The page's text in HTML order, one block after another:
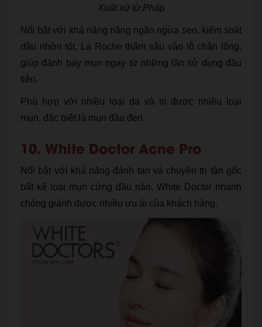
Xuất xứ từ Pháp
Nổi bật với khả năng năng ngăn ngừa sẹo, kiểm soát
dầu nhờn tốt. La Roche thấm sâu vào lỗ chân lông,
giúp đánh bay mụn ngay từ những lần sử dụng đầu
tiên.
Phù hợp với nhiều loại da và trị được nhiều loại
mụn, đặc biệt là mụn đầu đen.
10. White Doctor Acne Pro
Nổi bật với khả năng đánh tan và chuyên trị tận gốc
bất kể loại mụn cứng đầu nào, White Doctor nhanh
chóng giành được nhiều ưu ái của khách hàng.